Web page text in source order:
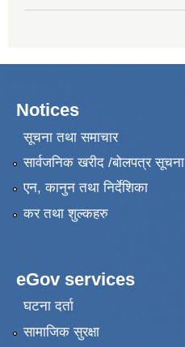
Notices
सूचना तथा समाचार
सार्वजनिक खरीद /बोलपत्र सूचना
एन, कानुन तथा निर्देशिका
कर तथा शुल्कहरु
eGov services
घटना दर्ता
सामाजिक सुरक्षा